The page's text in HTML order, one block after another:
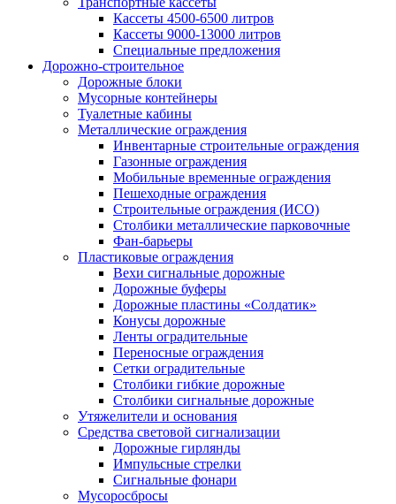
Кассеты 4500-6500 литров
Кассеты 9000-13000 литров
Специальные предложения
Дорожно-строительное
Дорожные блоки
Мусорные контейнеры
Туалетные кабины
Металлические ограждения
Инвентарные строительные ограждения
Газонные ограждения
Мобильные временные ограждения
Пешеходные ограждения
Строительные ограждения (ИСО)
Столбики металлические парковочные
Фан-барьеры
Пластиковые ограждения
Вехи сигнальные дорожные
Дорожные буферы
Дорожные пластины «Солдатик»
Конусы дорожные
Ленты оградительные
Переносные ограждения
Сетки оградительные
Столбики гибкие дорожные
Столбики сигнальные дорожные
Утяжелители и основания
Средства световой сигнализации
Дорожные гирлянды
Импульсные стрелки
Сигнальные фонари
Мусоросбросы